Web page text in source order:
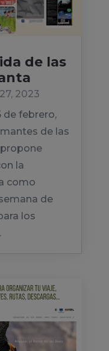
de las
2023
de febrero,
de las
la
como
de
los